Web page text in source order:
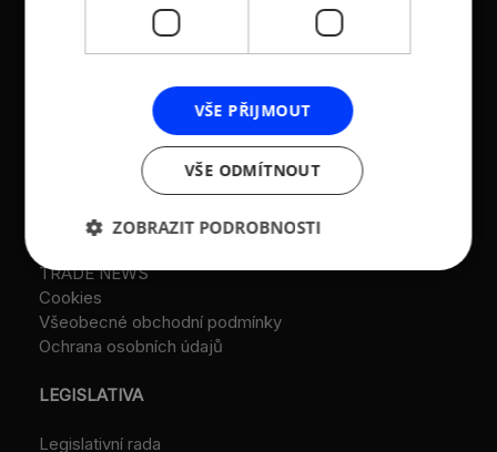
DIČ: CZ26547783
DALŠÍ ODKAZY
Stanovy AMSP ČR
Reference
TRADE NEWS
Cookies
Všeobecné obchodní podmínky
Ochrana osobních údajů
LEGISLATIVA
Legislativní rada
VŠE PŘIJMOUT
VŠE ODMÍTNOUT
ZOBRAZIT PODROBNOSTI